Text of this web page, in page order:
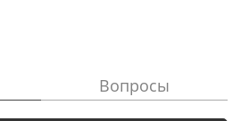
Вопросы